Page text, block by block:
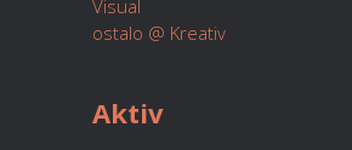
Visual
ostalo @ Kreativ
Aktiv